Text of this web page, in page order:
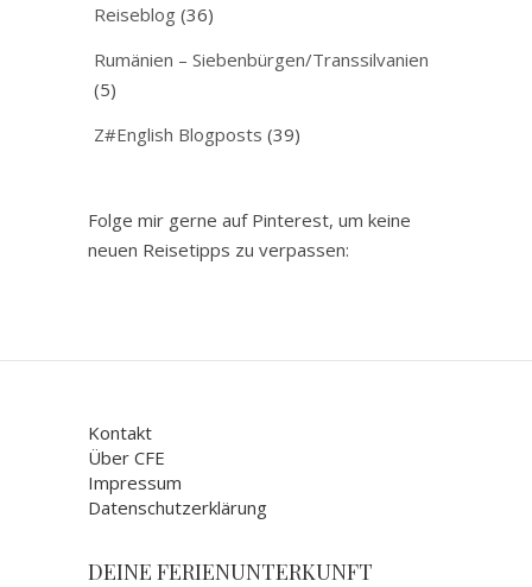
Reiseblog (36)
Rumänien – Siebenbürgen/Transsilvanien
(5)
Z#English Blogposts (39)
Folge mir gerne auf Pinterest, um keine
neuen Reisetipps zu verpassen:
Kontakt
Über CFE
Impressum
Datenschutzerklärung
DEINE FERIENUNTERKUNFT